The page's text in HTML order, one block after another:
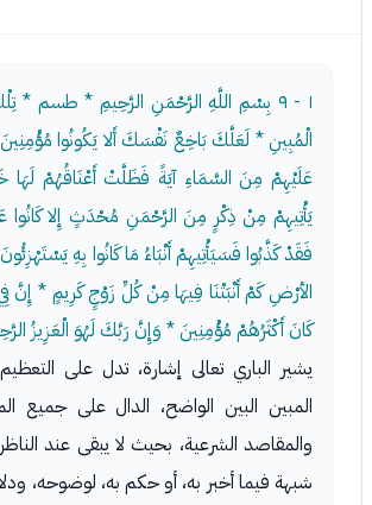
١ - ٩
بِسْمِ اللَّهِ الرَّحْمَنِ الرَّحِيمِ * طسم *
الْمُبِينِ * لَعَلَّكَ بَاخِعٌ نَفْسَكَ أَلا يَكُونُوا
عَلَيْهِمْ مِنَ السَّمَاءِ آيَةً فَظَلَّتْ أَعْنَاقُهُمْ
يَأْتِيهِمْ مِنْ ذِكْرٍ مِنَ الرَّحْمَنِ مُحْدَثٍ إِلا
فَقَدْ كَذَّبُوا فَسَيَأْتِيهِمْ أَنْبَاءُ مَا كَانُوا بِهِ
الأرْضِ كَمْ أَنْبَتْنَا فِيهَا مِنْ كُلِّ زَوْجٍ كَرِيمٍ * إِنَّ
كَانَ أَكْثَرُهُمْ مُؤْمِنِينَ * وَإِنَّ رَبَّكَ لَهُوَ الْعَزِيزُ
يشير الباري تعالى إشارة، تدل على
المبين البين الواضح، الدال على جميع
والمقاصد الشرعية، بحيث لا يبقى عند
شبهة فيما أخبر به، أو حكم به، لوضوحه،